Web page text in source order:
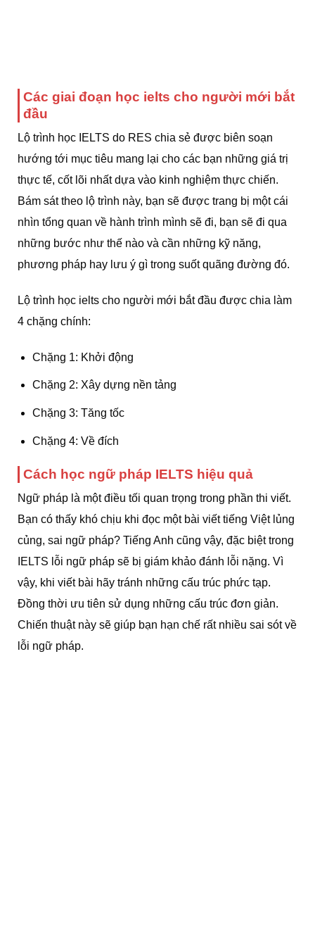
Các giai đoạn học ielts cho người mới bắt
đầu
Lộ trình học IELTS do RES chia sẻ được biên soạn
hướng tới mục tiêu mang lại cho các bạn những giá trị
thực tế, cốt lõi nhất dựa vào kinh nghiệm thực chiến.
Bám sát theo lộ trình này, bạn sẽ được trang bị một cái
nhìn tổng quan về hành trình mình sẽ đi, bạn sẽ đi qua
những bước như thế nào và cần những kỹ năng,
phương pháp hay lưu ý gì trong suốt quãng đường đó.
Lộ trình học ielts cho người mới bắt đầu được chia làm
4 chặng chính:
Chặng 1: Khởi động
Chặng 2: Xây dựng nền tảng
Chặng 3: Tăng tốc
Chặng 4: Về đích
Cách học ngữ pháp IELTS hiệu quả
Ngữ pháp là một điều tối quan trọng trong phần thi viết.
Bạn có thấy khó chịu khi đọc một bài viết tiếng Việt lủng
củng, sai ngữ pháp? Tiếng Anh cũng vậy, đặc biệt trong
IELTS lỗi ngữ pháp sẽ bị giám khảo đánh lỗi nặng. Vì
vậy, khi viết bài hãy tránh những cấu trúc phức tạp.
Đồng thời ưu tiên sử dụng những cấu trúc đơn giản.
Chiến thuật này sẽ giúp bạn hạn chế rất nhiều sai sót về
lỗi ngữ pháp.